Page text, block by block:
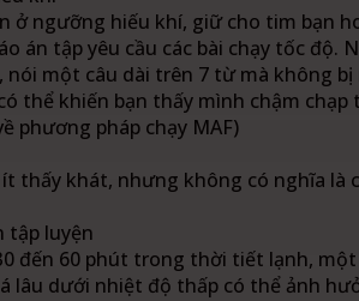
ở ngưỡng hiếu khí, giữ cho tim bạn
án tập yêu cầu các bài chạy tốc
nói một câu dài trên 7 từ mà không
thể khiến bạn thấy mình chậm
phương pháp chạy MAF)
ít thấy khát, nhưng không có nghĩa
tập luyện
đến 60 phút trong thời tiết lạnh,
lâu dưới nhiệt độ thấp có thể ảnh